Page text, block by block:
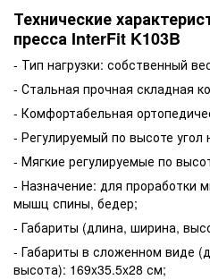
Технические
пресса InterFit K103B
- Тип нагрузки: собственный
- Стальная прочная складная
- Комфортабельная
- Регулируемый по высоте угол
- Мягкие регулируемые по
- Назначение: для проработки
мышц спины, бедер;
- Габариты (длина, ширина,
- Габариты в сложенном виде
высота): 169x35.5x28 см;